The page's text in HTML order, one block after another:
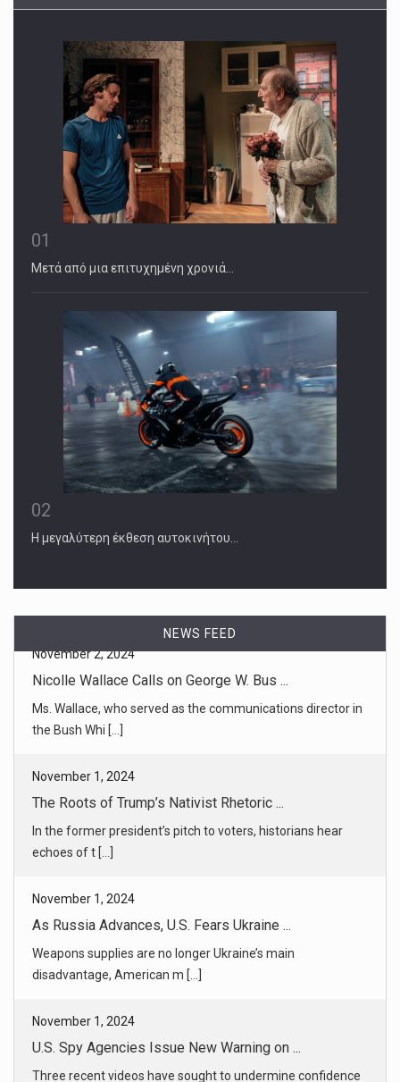
01
Μετά από μια επιτυχημένη χρονιά…
02
Η μεγαλύτερη έκθεση αυτοκινήτου…
NEWS FEED
November 1, 2024
The Roots of Trump’s Nativist Rhetoric ...
In the former president’s pitch to voters, historians hear
November 1, 2024
As Russia Advances, U.S. Fears Ukraine ...
Weapons supplies are no longer Ukraine’s main
November 1, 2024
U.S. Spy Agencies Issue New Warning on ...
Three recent videos have sought to undermine confidence
November 1, 2024
How a Georgia Security Conference Beca ...